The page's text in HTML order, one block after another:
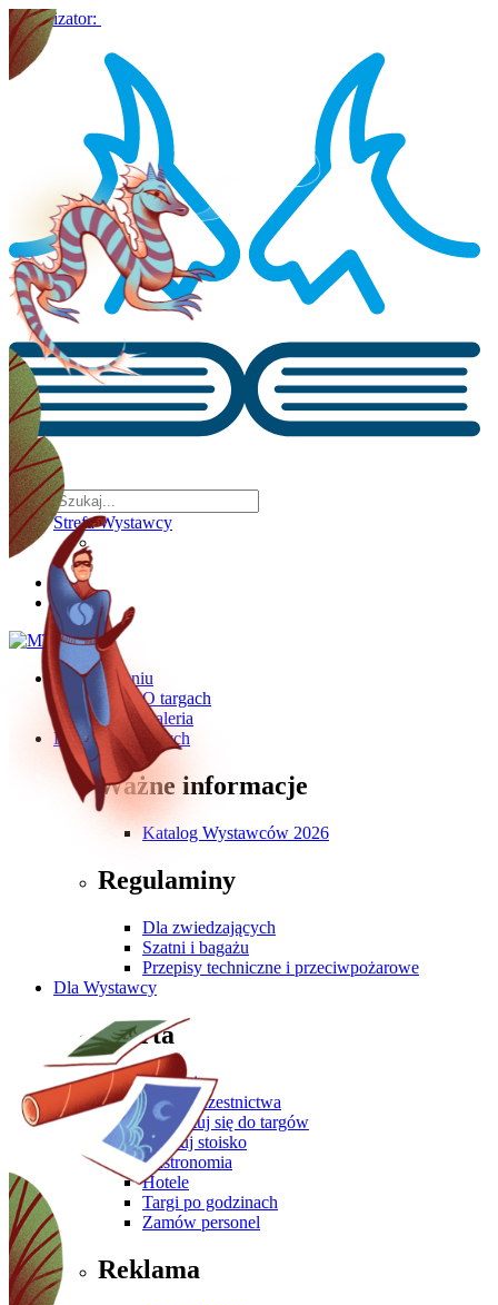
Organizator:
Strefa Wystawcy
O wydarzeniu
O targach
Galeria
Dla Zwiedzających
Ważne informacje
Katalog Wystawców 2026
Regulaminy
Dla zwiedzających
Szatni i bagażu
Przepisy techniczne i przeciwpożarowe
Dla Wystawcy
Oferta
Zgłoś się
Oferta uczestnictwa
Przygotuj się do targów
Zbuduj stoisko
Gastronomia
Hotele
Targi po godzinach
Zamów personel
Reklama